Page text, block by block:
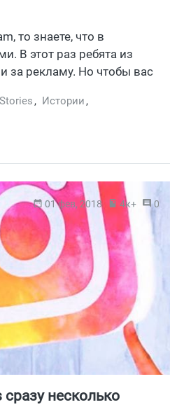
то знаете, что в
В этот раз ребята из
за рекламу. Но чтобы вас
всем по порядку.
Stories, Истории,
01 фев, 2018 4к+ 0
несколько